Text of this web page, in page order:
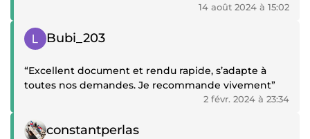
14 août 2024 à 15:02
Témoignage positif
Bubi_203
“Excellent document et rendu rapide, s’adapte à
toutes nos demandes. Je recommande vivement”
2 févr. 2024 à 23:34
Témoignage positif
constantperlas